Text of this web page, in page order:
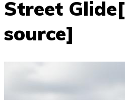
Street
source]